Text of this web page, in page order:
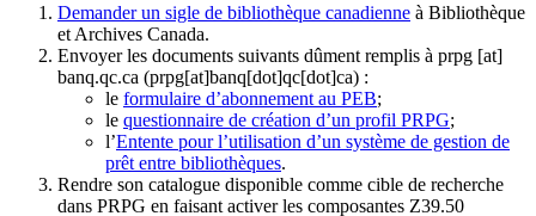
Demander un sigle de bibliothèque canadienne à Bibliothèque
et Archives Canada.
Envoyer les documents suivants dûment remplis à prpg [at]
banq.qc.ca (prpg[at]banq[dot]qc[dot]ca) :
le formulaire d’abonnement au PEB;
le questionnaire de création d’un profil PRPG;
l’Entente pour l’utilisation d’un système de gestion de
prêt entre bibliothèques.
Rendre son catalogue disponible comme cible de recherche
dans PRPG en faisant activer les composantes Z39.50